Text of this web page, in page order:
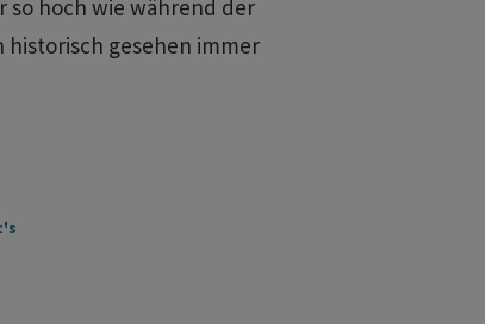
so hoch wie während der
historisch gesehen immer